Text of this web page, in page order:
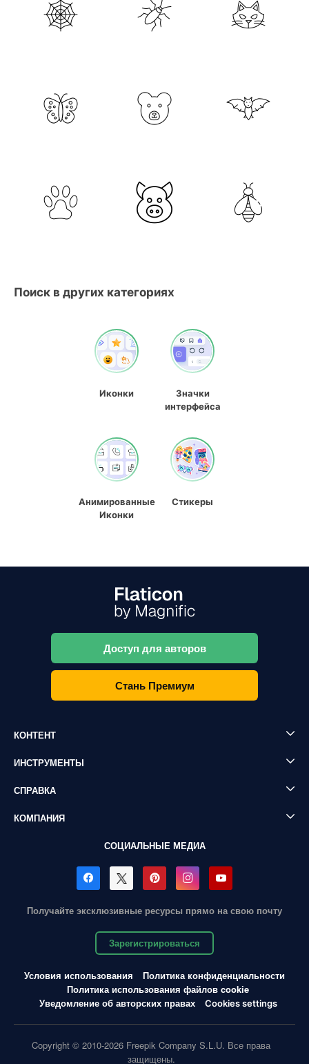
Поиск в других категориях
Иконки
Значки
интерфейса
Анимированные
Иконки
Стикеры
Доступ для авторов
Стань Премиум
КОНТЕНТ
ИНСТРУМЕНТЫ
СПРАВКА
КОМПАНИЯ
СОЦИАЛЬНЫЕ МЕДИА
Получайте эксклюзивные ресурсы прямо на свою почту
Зарегистрироваться
Условия использования
Политика конфиденциальности
Политика использования файлов cookie
Уведомление об авторских правах
Cookies settings
Copyright © 2010-2026 Freepik Company S.L.U. Все права
защищены.